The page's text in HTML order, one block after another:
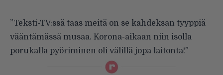
”Teksti-TV:ssä taas meitä on se kahdeksan tyyppiä
vääntämässä musaa. Korona-aikaan niin isolla
porukalla pyöriminen oli välillä jopa laitonta!”